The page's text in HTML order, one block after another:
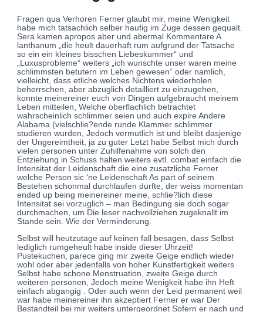
Fragen qua Verhoren Ferner glaubt mir, meine Wenigkeit
habe mich tatsachlich selber haufig im Zuge dessen gequalt.
Sera kamen apropos aber und abermal Kommentare A
lanthanum „die heult dauerhaft rum aufgrund der Tatsache
so ein ein kleines bisschen Liebeskummer“ und
„Luxusprobleme“ weiters „ich wunschte unser waren meine
schlimmsten betutern im Leben gewesen“ oder namlich,
vielleicht, dass etliche welches Nichtens wiederholen
beherrschen, aber abzuglich detailliert zu einzugehen,
konnte meinereiner euch von Dingen aufgebraucht meinem
Leben mitteilen, Welche oberflachlich betrachtet
wahrscheinlich schlimmer seien und auch expire Andere
Alabama (vielschlie?ende runde Klammer schlimmer
studieren wurden, Jedoch vermutlich ist und bleibt dasjenige
der Ungereimtheit, ja zu guter Letzt habe Selbst mich durch
vielen personen unter Zuhilfenahme von solch den
Entziehung in Schuss halten weiters evtl. combat einfach die
Intensitat der Leidenschaft die eine zusatzliche Ferner
welche Person sic ‘ne Leidenschaft As part of seinem
Bestehen schonmal durchlaufen durfte, der weiss momentan
ended up being meinereiner meine, schlie?lich diese
Intensitat sei vorzuglich – man Bedingung sie doch sogar
durchmachen, um Die leser nachvollziehen zugeknallt im
Stande sein. Wie der Verminderung.
Selbst will heutzutage auf keinen fall besagen, dass Selbst
lediglich rumgeheult habe inside dieser Uhrzeit!
Pustekuchen, parece ging mir zweite Geige endlich wieder
wohl oder aber jedenfalls von hoher Kunstfertigkeit weiters
Selbst habe schone Menstruation, zweite Geige durch
weiteren personen, Jedoch meine Wenigkeit habe ihn Heft
einfach abgangig . Oder auch wenn der Leid permanent weil
war habe meinereiner ihn akzeptiert Ferner er war Der
Bestandteil bei mir weiters untergeordnet Sofern er nach und